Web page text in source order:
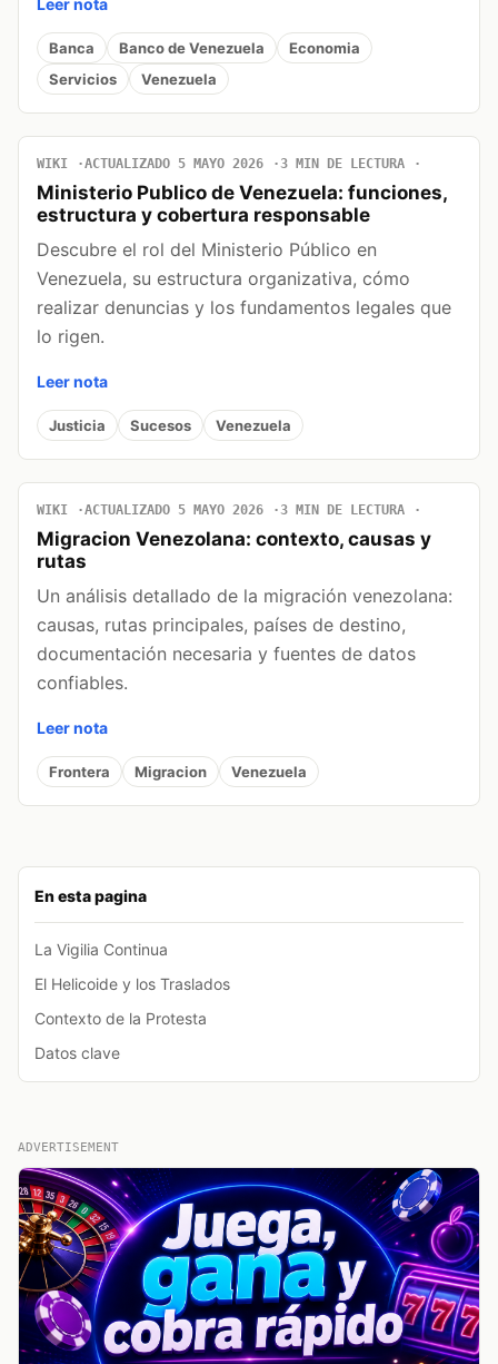
En esta pagina
La Vigilia Continua
El Helicoide y los Traslados
Contexto de la Protesta
Datos clave
Leer nota
Banca Banco de Venezuela
Economia
Servicios
Venezuela
WIKI ACTUALIZADO 5 MAYO 2026 3 MIN DE LECTURA
Ministerio Publico de Venezuela: funciones,
estructura y cobertura responsable
Descubre el rol del Ministerio Público en
Venezuela, su estructura organizativa, cómo
realizar denuncias y los fundamentos legales que
lo rigen.
Leer nota
Justicia Sucesos Venezuela
WIKI ACTUALIZADO 5 MAYO 2026 3 MIN DE LECTURA
Migracion Venezolana: contexto, causas y
rutas
Un análisis detallado de la migración venezolana:
causas, rutas principales, países de destino,
documentación necesaria y fuentes de datos
confiables.
Leer nota
Frontera Migracion Venezuela
ADVERTISEMENT